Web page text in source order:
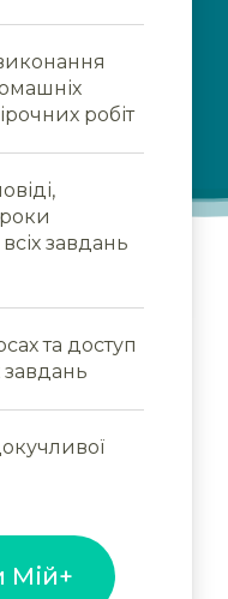
робіт
завдань
та доступ
завдань
Мій+